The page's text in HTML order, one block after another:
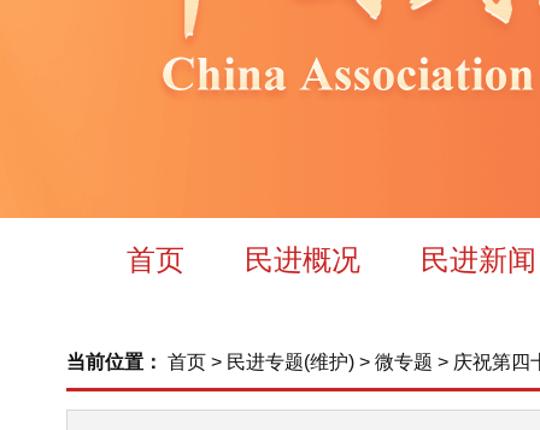
首页 民进概况 民进新闻
当前位置： 首页 > 民进专题(维护) > 微专题 > 庆祝第四